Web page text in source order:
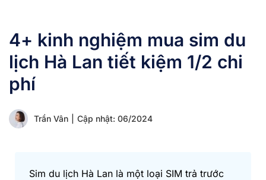
4+ kinh nghiệm mua sim du
lịch Hà Lan tiết kiệm 1/2 chi
phí
Trần Vân Cập nhật: 06/2024
Sim du lịch Hà Lan là một loại SIM trả trước